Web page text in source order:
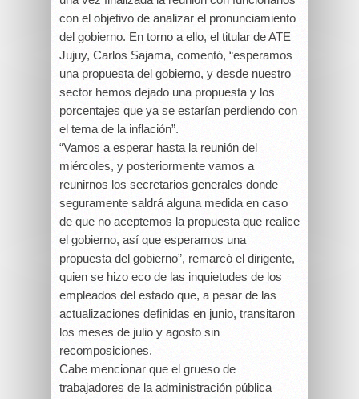
con el objetivo de analizar el pronunciamiento
del gobierno. En torno a ello, el titular de ATE
Jujuy, Carlos Sajama, comentó, “esperamos
una propuesta del gobierno, y desde nuestro
sector hemos dejado una propuesta y los
porcentajes que ya se estarían perdiendo con
el tema de la inflación”.
“Vamos a esperar hasta la reunión del
miércoles, y posteriormente vamos a
reunirnos los secretarios generales donde
seguramente saldrá alguna medida en caso
de que no aceptemos la propuesta que realice
el gobierno, así que esperamos una
propuesta del gobierno”, remarcó el dirigente,
quien se hizo eco de las inquietudes de los
empleados del estado que, a pesar de las
actualizaciones definidas en junio, transitaron
los meses de julio y agosto sin
recomposiciones.
Cabe mencionar que el grueso de
trabajadores de la administración pública